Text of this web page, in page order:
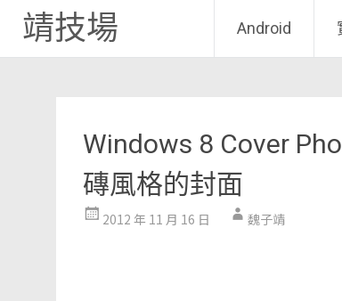
靖技場 Android
Windows 8 Cover
磚風格的封面
2012 年 11 月 16 日 魏子靖